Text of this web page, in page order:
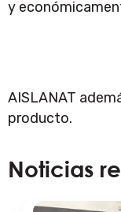
y
AISLANAT
producto.
Noticias